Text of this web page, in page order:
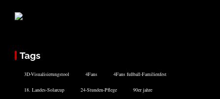
Tags
3D-Visualisierungstool 4Fans 4Fans fußball-Familienfest
18. Landes-Solarcup 24-Stunden-Pflege 90er jahre